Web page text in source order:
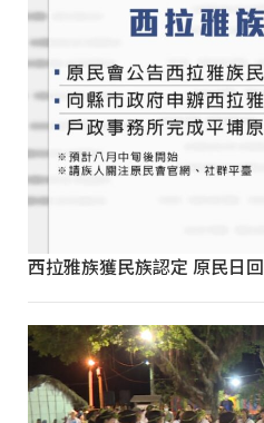
西拉雅族獲民族認定 原民日